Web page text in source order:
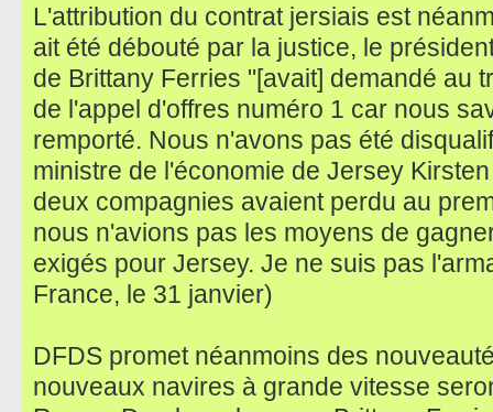
L'attribution du contrat jersiais est
ait été débouté par la justice, le
de Brittany Ferries "[avait] demandé au
de l'appel d'offres numéro 1 car nous
remporté. Nous n'avons pas été
ministre de l'économie de Jersey
deux compagnies avaient perdu au
nous n'avions pas les moyens de
exigés pour Jersey. Je ne suis pas
France, le 31 janvier)
DFDS promet néanmoins des
nouveaux navires à grande vitesse